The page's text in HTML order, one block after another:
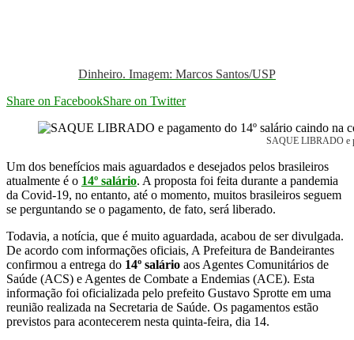
Dinheiro. Imagem: Marcos Santos/USP
Share on FacebookShare on Twitter
SAQUE LIBRADO e
Um dos benefícios mais aguardados e desejados pelos brasileiros
atualmente é o 14º salário. A proposta foi feita durante a pandemia
da Covid-19, no entanto, até o momento, muitos brasileiros seguem
se perguntando se o pagamento, de fato, será liberado.
Todavia, a notícia, que é muito aguardada, acabou de ser divulgada.
De acordo com informações oficiais, A Prefeitura de Bandeirantes
confirmou a entrega do 14º salário aos Agentes Comunitários de
Saúde (ACS) e Agentes de Combate a Endemias (ACE). Esta
informação foi oficializada pelo prefeito Gustavo Sprotte em uma
reunião realizada na Secretaria de Saúde. Os pagamentos estão
previstos para acontecerem nesta quinta-feira, dia 14.